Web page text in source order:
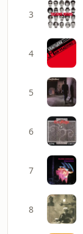
3
4
5
6
7
8